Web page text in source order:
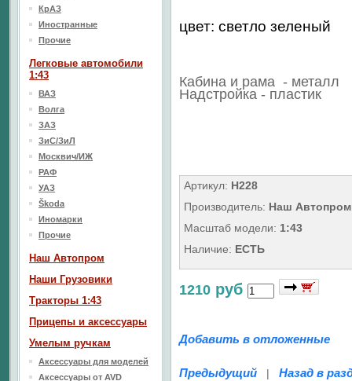
цвет: светло зеленый
Кабина и рама - металл
Надстройка - пластик
Артикул: H228
Производитель: Наш Автопром
Масштаб модели: 1:43
Наличие: ЕСТЬ
1210 руб
Добавить в отложенные
Предыдущий | Назад в
КрАЗ
Иностранные
Прочие
Легковые автомобили
1:43
ВАЗ
Волга
ЗАЗ
ЗиС/ЗиЛ
Москвич/ИЖ
РАФ
УАЗ
Škoda
Иномарки
Прочие
Наш Aвтопром
Наши Грузовики
Тракторы 1:43
Прицепы и аксессуары
Умелым ручкам
Аксессуары для моделей
Аксессуары от AVD